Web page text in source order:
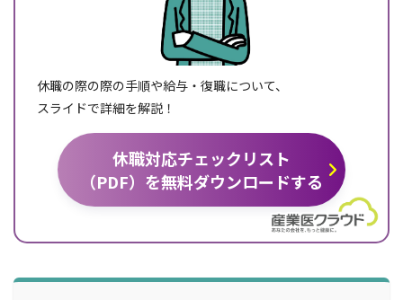
休職の際の際の手順や給与・復職について、
スライドで詳細を解説！
休職対応チェックリスト
（PDF）を無料ダウンロードする